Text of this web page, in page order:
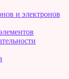
и электронов